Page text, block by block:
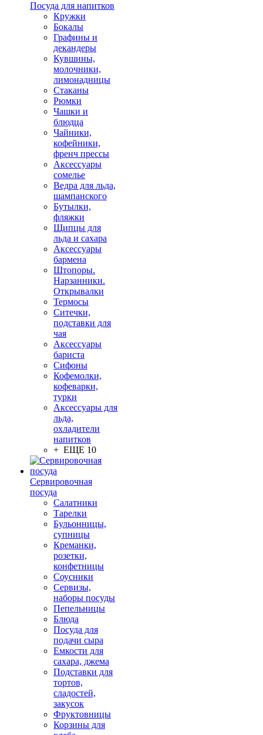
Посуда для напитков
Кружки
Бокалы
Графины и
декандеры
Кувшины,
молочники,
лимонадницы
Стаканы
Рюмки
Чашки и
блюдца
Чайники,
кофейники,
френч прессы
Аксессуары
сомелье
Ведра для льда,
шампанского
Бутылки,
фляжки
Щипцы для
льда и сахара
Аксессуары
бармена
Штопоры.
Нарзанники.
Открывалки
Термосы
Ситечки,
подставки для
чая
Аксессуары
бариста
Сифоны
Кофемолки,
кофеварки,
турки
Аксессуары для
льда,
охладители
напитков
+ ЕЩЕ 10
Сервировочная
посуда
Салатники
Тарелки
Бульонницы,
супницы
Креманки,
розетки,
конфетницы
Соусники
Сервизы,
наборы посуды
Пепельницы
Блюда
Посуда для
подачи сыра
Емкости для
сахара, джема
Подставки для
тортов,
сладостей,
закусок
Фруктовницы
Корзины для